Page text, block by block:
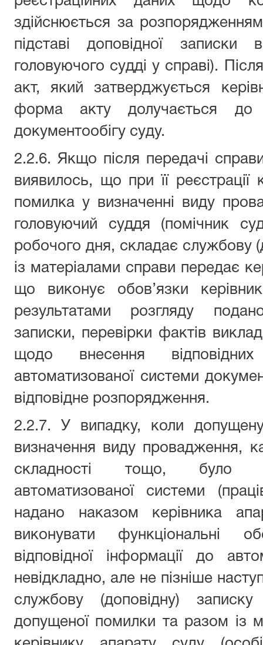
здійснюється за
підставі доповідної записки
головуючого судді у справі).
акт, який затверджується
форма акту долучається до
документообігу суду.
2.2.6. Якщо після передачі
виявилось, що при її
помилка у визначенні виду
головуючий суддя (помічник
робочого дня, складає службову
із матеріалами справи передає
що виконує обов’язки
результатами розгляду
записки, перевірки фактів
щодо внесення
автоматизованої системи
відповідне розпорядження.
2.2.7. У випадку, коли
визначення виду провадження,
складності тощо, було
автоматизованої системи
надано наказом керівника
виконувати функціональні
відповідної інформації до
невідкладно, але не пізніше
службову (доповідну)
допущеної помилки та разом із